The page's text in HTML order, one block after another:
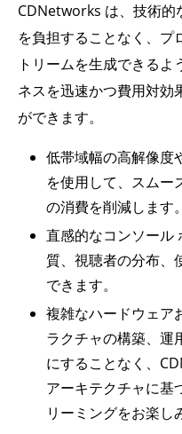
CDNetworks は、技術的
を負担することなく、プ
トリームを生成できる
ネスを迅速かつ費用対効
ができます。
低帯域幅の高解像度
を使用して、スムー
の消費を削減します。
直感的なコンソール
質、視聴者の分布、
できます。
複雑なハードウェア
ラクチャの構築、運
にすることなく、
アーキテクチャに基
リーミングをお楽し